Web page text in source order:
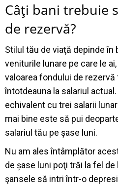
Câţi bani trebuie
de rezervă?
Stilul tău de viaţă depinde în
veniturile lunare pe care le
valoarea fondului de
întotdeauna la salariul
echivalent cu trei salarii
mai bine este să pui
salariul tău pe șase luni.
Nu am ales întâmplător
de șase luni poţi trăi la fel
şansele să intri într-o